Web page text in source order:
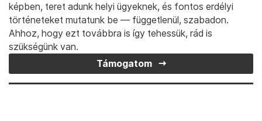
képben, teret adunk helyi ügyeknek, és fontos erdélyi
történeteket mutatunk be — függetlenül, szabadon.
Ahhoz, hogy ezt továbbra is így tehessük, rád is
szükségünk van.
Támogatom